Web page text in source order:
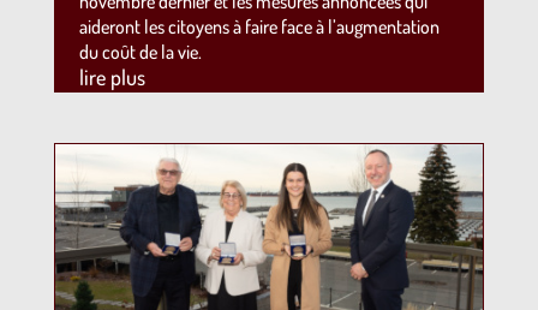
aideront les citoyens à faire face à l’augmentation
du coût de la vie.
lire plus